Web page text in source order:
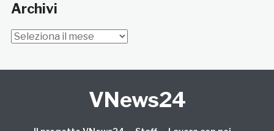
Archivi
Archivi
VNews24